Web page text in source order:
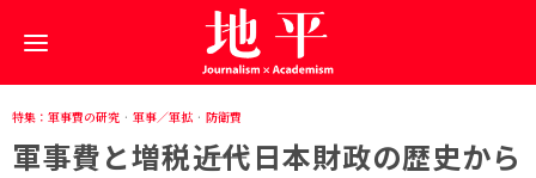
特集：軍事費の研究 · 軍事／軍拡 · 防衛費
軍事費と増税――近代日本財政の歴史から